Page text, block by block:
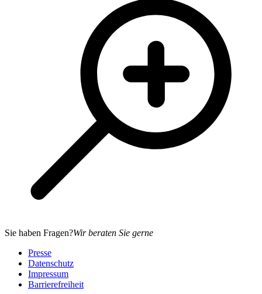
Sie haben Fragen?Wir beraten Sie gerne
Presse
Datenschutz
Impressum
Barrierefreiheit